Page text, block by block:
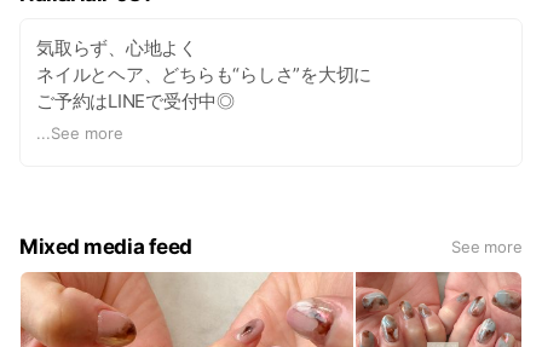
気取らず、心地よく
ネイルとヘア、どちらも“らしさ”を大切に
ご予約はLINEで受付中◎
デザインやヘアスタイルは
...See more
Mixed media feed See more